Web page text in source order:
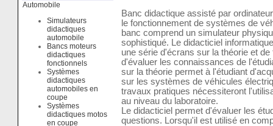
Automobile
Simulateurs
didactiques
automobile
Bancs moteurs
didactiques
fonctionnels
Systèmes
didactiques
automobiles en
coupe
Systèmes
didactiques motos
en coupe
Banc didactique assisté par
le fonctionnement de systèmes de
banc comprend un simulateur
sophistiqué. Le didacticiel
une série d'écrans sur la théorie et
d'évaluer les connaissances de
sur la théorie permet à l'étudiant
sur les systèmes de véhicules
travaux pratiques nécessiteront
au niveau du laboratoire.
Le didacticiel permet d'évaluer les
questions. Lorsqu'il est utilisé en